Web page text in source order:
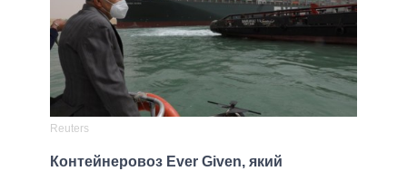
Reuters
Контейнеровоз Ever Given, який